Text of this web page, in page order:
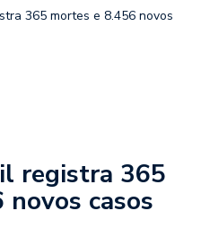
365 mortes e 8.456 novos
registra 365
casos